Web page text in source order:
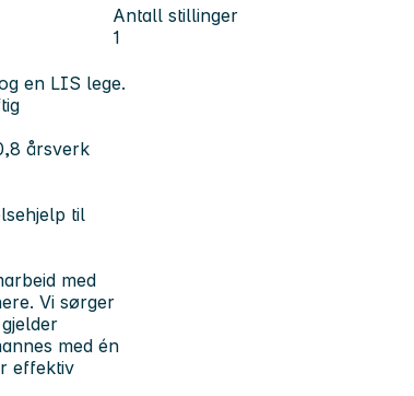
Antall stillinger
1
en LIS lege.
årsverk
til
med
Vi sørger
med én
effektiv